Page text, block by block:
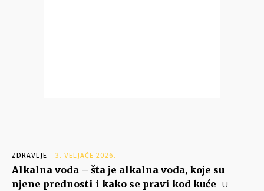
ZDRAVLJE 3. VELJAČE 2026.
Alkalna voda – šta je alkalna voda, koje su
njene prednosti i kako se pravi kod kuće U